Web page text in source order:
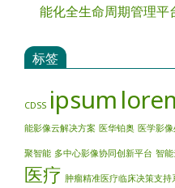
能化全生命周期管理平
标签
CDSS ipsum
能影像云解决方案 医华铂奥 医学影
聚智能 多中心影像协同创新平台 智能
医疗 肿瘤精准医疗临床决策支持